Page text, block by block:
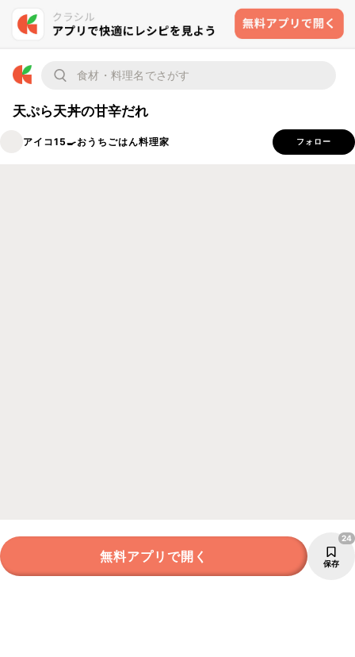
天ぷら天丼の甘辛だれ
アイコ15🍳おうちごはん料理家 フォロー
無料アプリで開く 保存
24